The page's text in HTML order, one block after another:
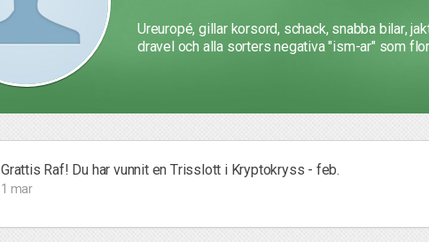
Ureuropé, gillar korsord, schack, snabba bilar,
dravel och alla sorters negativa "ism-ar" som
Grattis Raf! Du har vunnit en Trisslott i Kryptokryss - feb.
1 mar